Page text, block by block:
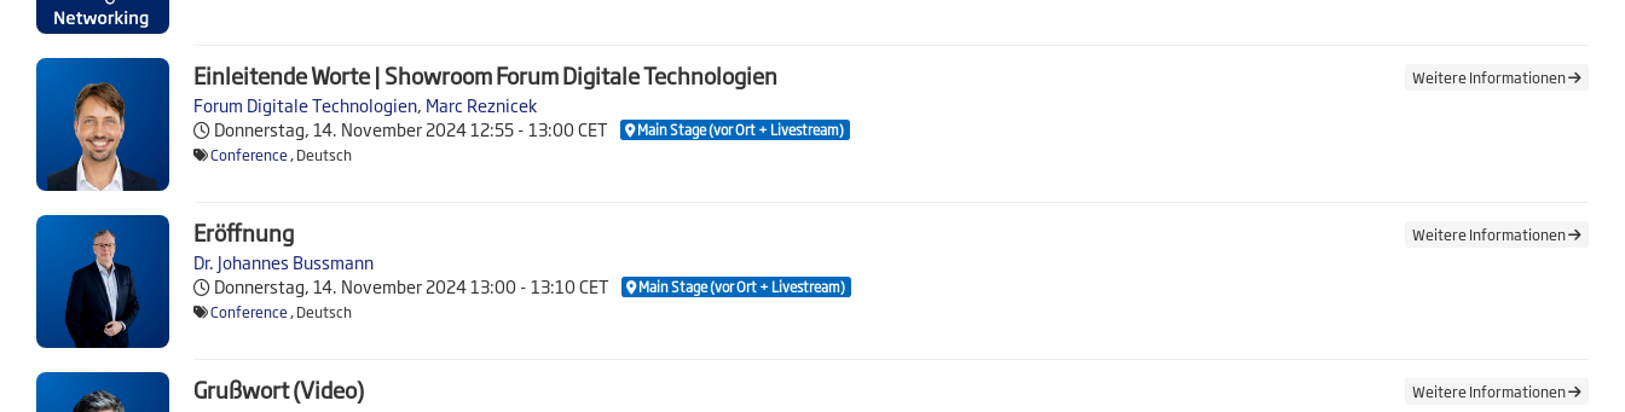
Einleitende Worte | Showroom Forum Digitale Technologien
Forum Digitale Technologien, Marc Reznicek
Donnerstag, 14. November 202412:55 - 13:00 CET Main Stage (vor Ort + Livestream)
Conference, Deutsch
Weitere Informationen
Eröffnung
Dr. Johannes Bussmann
Donnerstag, 14. November 202413:00 - 13:10 CET Main Stage (vor Ort + Livestream)
Conference, Deutsch
Weitere Informationen
Grußwort (Video) Weitere Informationen